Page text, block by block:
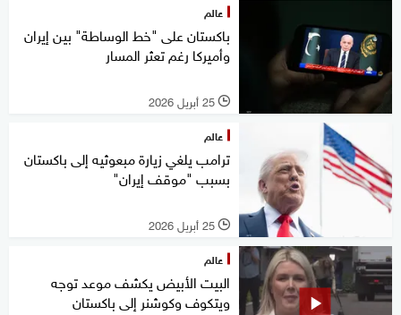
عالم
باكستان على "خط الوساطة" بين إيران
وأميركا رغم تعثر المسار
l 25 أبريل 2026
عالم
ترامب يلغي زيارة مبعوثيه إلى باكستان
بسبب "موقف إيران"
l 25 أبريل 2026
عالم
البيت الأبيض يكشف موعد توجه
ويتكوف وكوشنر إلى باكستان